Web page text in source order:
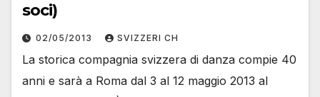
soci)
02/05/2013 SVIZZERI CH
La storica compagnia svizzera di danza compie 40
anni e sarà a Roma dal 3 al 12 maggio 2013 al